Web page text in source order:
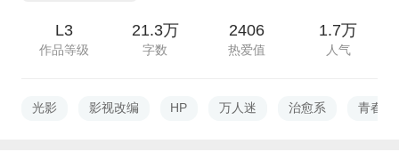
L3
作品等级
21.3万
字数
2406
热爱值
1.7万
人气
光影 影视改编 HP 万人迷 治愈系 青春感